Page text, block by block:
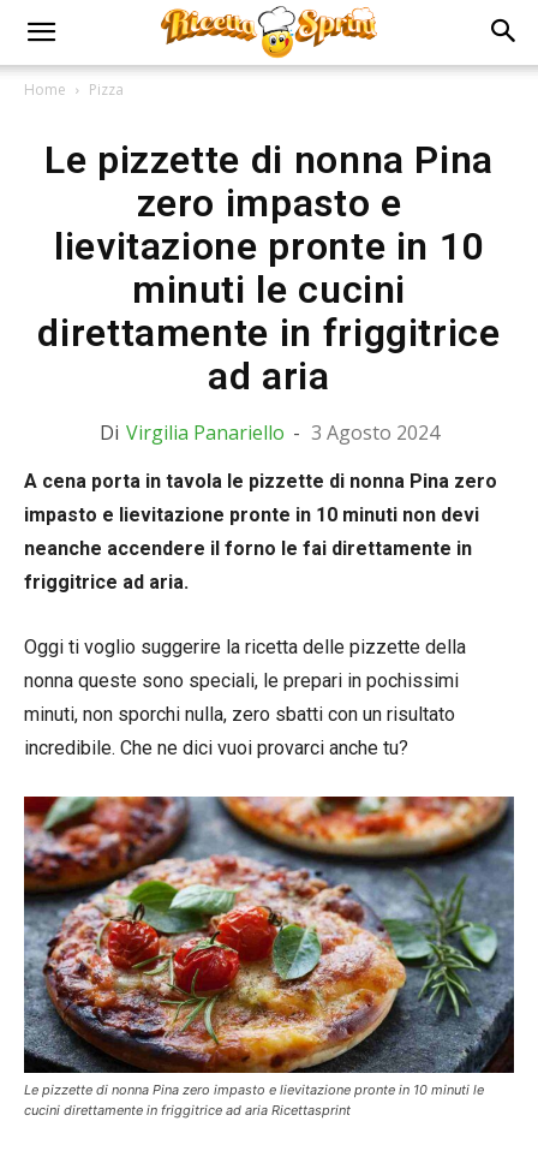
Home Pizza
Le pizzette di nonna Pina
zero impasto e
lievitazione pronte in 10
minuti le cucini
direttamente in friggitrice
ad aria
Di Virgilia Panariello - 3 Agosto 2024
A cena porta in tavola le pizzette di nonna Pina zero
impasto e lievitazione pronte in 10 minuti non devi
neanche accendere il forno le fai direttamente in
friggitrice ad aria.
Oggi ti voglio suggerire la ricetta delle pizzette della
nonna queste sono speciali, le prepari in pochissimi
minuti, non sporchi nulla, zero sbatti con un risultato
incredibile. Che ne dici vuoi provarci anche tu?
Le pizzette di nonna Pina zero impasto e lievitazione pronte in 10 minuti le
cucini direttamente in friggitrice ad aria Ricettasprint